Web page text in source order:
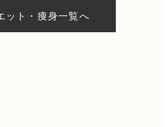
ット・痩身一覧へ